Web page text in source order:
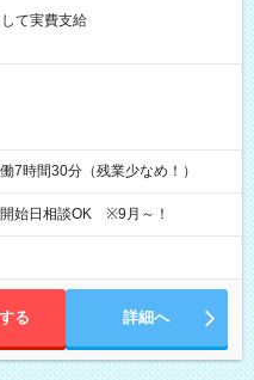
て実費支給
7時間30分（残業少なめ！）
始日相談OK ※9月～！
る 詳細へ